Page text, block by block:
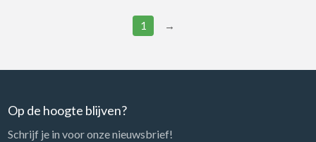
1 →
Op de hoogte blijven?
Schrijf je in voor onze nieuwsbrief!